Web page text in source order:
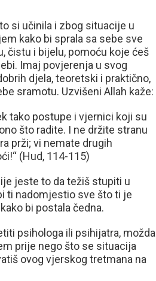
si učinila i zbog situacije u
kako bi sprala sa sebe sve
čistu i bijelu, pomoću koje ćeš
Imaj povjerenja u svog
djela, teoretski i praktično,
sramotu. Uzvišeni Allah kaže:
tako postupe i vjernici koji su
što radite. I ne držite stranu
prži; vi nemate drugih
(Hud, 114-115)
jeste to da težiš stupiti u
ti nadomjestio sve što ti je
bi postala čedna.
psihologa ili psihijatra, možda
prije nego što se situacija
ovog vjerskog tretmana na